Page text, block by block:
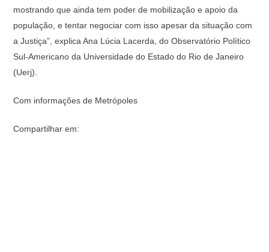
mostrando que ainda tem poder de mobilização e apoio da
população, e tentar negociar com isso apesar da situação com
a Justiça”, explica Ana Lúcia Lacerda, do Observatório Político
Sul-Americano da Universidade do Estado do Rio de Janeiro
(Uerj).
Com informações de Metrópoles
Compartilhar em: